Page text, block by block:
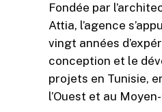
Fondée par
Attia, l’agence
vingt années
conception et le
projets en Tunisie,
l’Ouest et au